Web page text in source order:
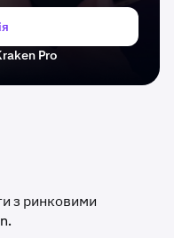
Pro
з ринковими